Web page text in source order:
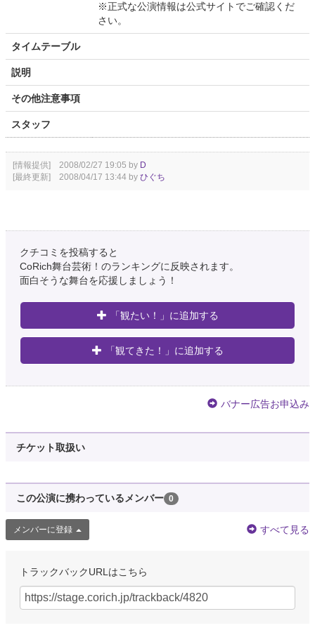
※正式な公演情報は公式サイトでご確認くだ
さい。
タイムテーブル
説明
その他注意事項
スタッフ
[情報提供] 2008/02/27 19:05 by D
[最終更新] 2008/04/17 13:44 by ひぐち
クチコミを投稿すると
CoRich舞台芸術！のランキングに反映されます。
面白そうな舞台を応援しましょう！
「観たい！」に追加する
「観てきた！」に追加する
バナー広告お申込み
チケット取扱い
この公演に携わっているメンバー 0
メンバーに登録 すべて見る
トラックバックURLはこちら